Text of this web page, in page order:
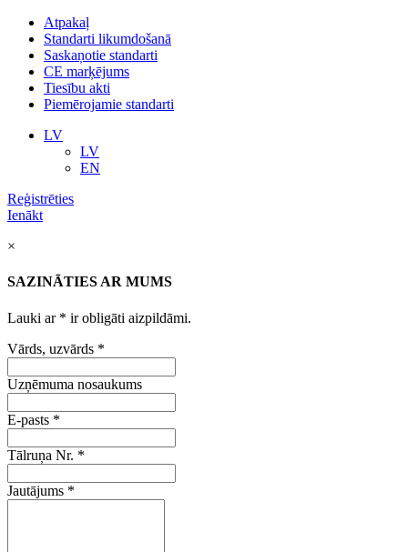
Atpakaļ
Standarti likumdošanā
Saskaņotie standarti
CE marķējums
Tiesību akti
Piemērojamie standarti
LV
LV
EN
Reģistrēties
Ienākt
×
SAZINĀTIES AR MUMS
Lauki ar * ir obligāti aizpildāmi.
Vārds, uzvārds *
Uzņēmuma nosaukums
E-pasts *
Tālruņa Nr. *
Jautājums *